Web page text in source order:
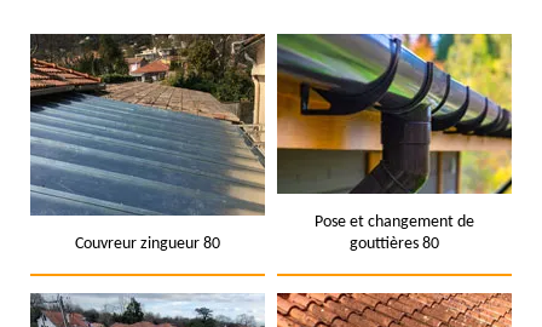
Couvreur zingueur 80
Pose et changement de
gouttières 80